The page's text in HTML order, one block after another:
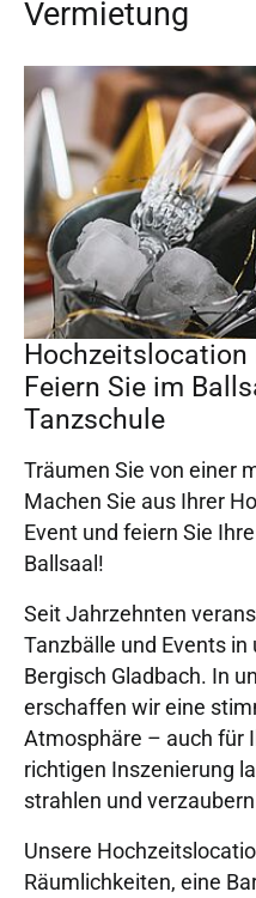
Vermietung
Hochzeitslocation
Feiern Sie im
Tanzschule
Träumen Sie von einer
Machen Sie aus Ihrer
Event und feiern Sie
Ballsaal!
Seit Jahrzehnten
Tanzbälle und Events
Bergisch Gladbach. In
erschaffen wir eine
Atmosphäre – auch für
richtigen Inszenierung
strahlen und
Unsere
Räumlichkeiten, eine